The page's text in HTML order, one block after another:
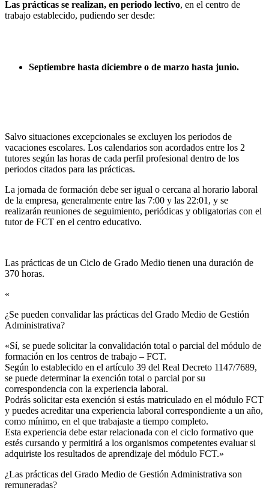
Las prácticas se realizan, en periodo lectivo, en el centro de
trabajo establecido, pudiendo ser desde:
Septiembre hasta diciembre o de marzo hasta junio.
Salvo situaciones excepcionales se excluyen los periodos de
vacaciones escolares. Los calendarios son acordados entre los 2
tutores según las horas de cada perfil profesional dentro de los
periodos citados para las prácticas.
La jornada de formación debe ser igual o cercana al horario laboral
de la empresa, generalmente entre las 7:00 y las 22:01, y se
realizarán reuniones de seguimiento, periódicas y obligatorias con el
tutor de FCT en el centro educativo.
Las prácticas de un Ciclo de Grado Medio tienen una duración de
370 horas.
«
¿Se pueden convalidar las prácticas del Grado Medio de Gestión
Administrativa?​
«Sí, se puede solicitar la convalidación total o parcial del módulo de
formación en los centros de trabajo – FCT.
Según lo establecido en el artículo 39 del Real Decreto 1147/7689,
se puede determinar la exención total o parcial por su
correspondencia con la experiencia laboral.
Podrás solicitar esta exención si estás matriculado en el módulo FCT
y puedes acreditar una experiencia laboral correspondiente a un año,
como mínimo, en el que trabajaste a tiempo completo.
Esta experiencia debe estar relacionada con el ciclo formativo que
estés cursando y permitirá a los organismos competentes evaluar si
adquiriste los resultados de aprendizaje del módulo FCT.»
¿Las prácticas del Grado Medio de Gestión Administrativa son
remuneradas?​